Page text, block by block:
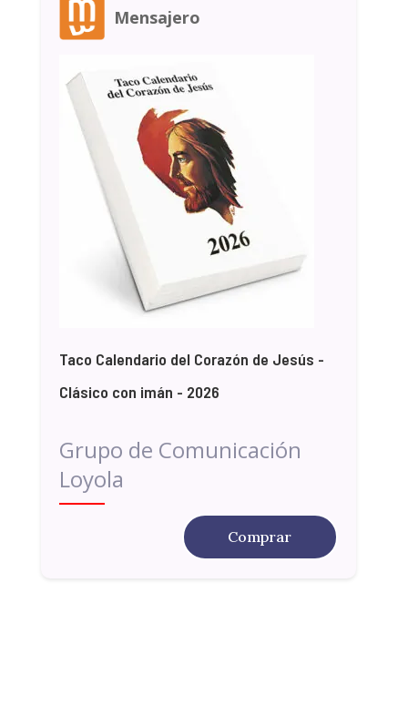
Mensajero
Taco Calendario del Corazón de Jesús -
Clásico con imán - 2026
Grupo de Comunicación
Loyola
Comprar